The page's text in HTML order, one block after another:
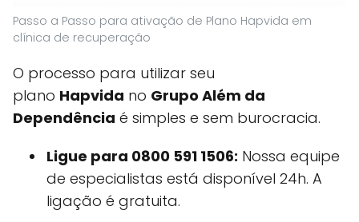
Passo a Passo para ativação de Plano Hapvida em
clínica de recuperação
O processo para utilizar seu
plano Hapvida no Grupo Além da
Dependência é simples e sem burocracia.
Ligue para 0800 591 1506: Nossa equipe
de especialistas está disponível 24h. A
ligação é gratuita.